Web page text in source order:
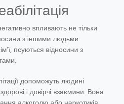
впливають не тільки
з іншими людьми.
псуються відносини з
допоможуть людині
і довірчі взаємини. Вона